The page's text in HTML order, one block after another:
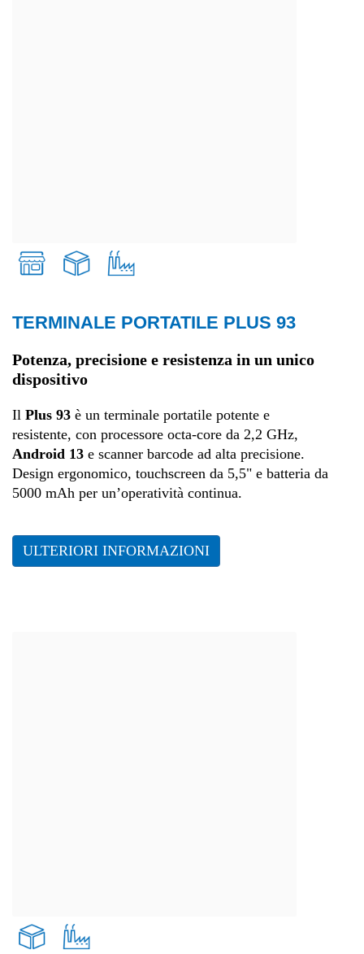
Produzione
TERMINALE PORTATILE PLUS 93
Potenza, precisione e resistenza in un unico
dispositivo
Il Plus 93 è un terminale portatile potente e
resistente, con processore octa-core da 2,2 GHz,
Android 13 e scanner barcode ad alta precisione.
Design ergonomico, touchscreen da 5,5" e batteria da
5000 mAh per un’operatività continua.
ULTERIORI INFORMAZIONI